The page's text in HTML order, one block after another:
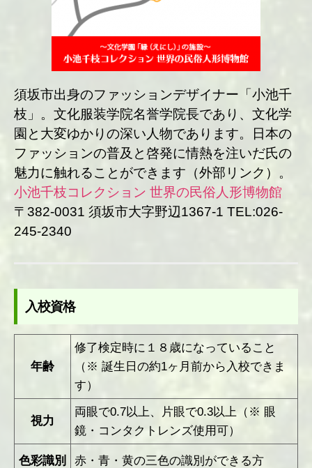
須坂市出身のファッションデザイナー「小池千
枝」。文化服装学院名誉学院長であり、文化学
園と大変ゆかりの深い人物であります。日本の
ファッションの普及と啓発に情熱を注いだ氏の
魅力に触れることができます（外部リンク）。
小池千枝コレクション 世界の民俗人形博物館
〒382-0031 須坂市大字野辺1367-1 TEL:026-
245-2340
入校資格
年齢
修了検定時に１８歳になっていること
（※ 誕生日の約1ヶ月前から入校できま
す）
視力
両眼で0.7以上、片眼で0.3以上（※ 眼
鏡・コンタクトレンズ使用可）
色彩識別 赤・青・黄の三色の識別ができる方